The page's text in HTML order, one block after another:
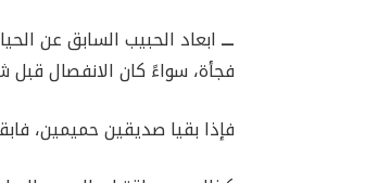
ـــ ابعاد الحبيب السابق عن
فجأة، سواءً كان الانفصال
فإذا بقيا صديقين حميمين،